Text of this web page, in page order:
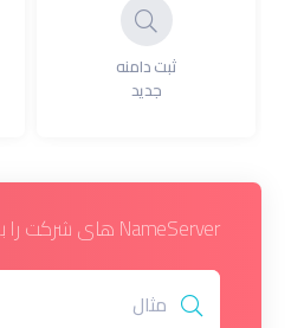
ثبت دامنه
جدید
NameServer های شرکت را بر روی دامنه ام تنظیم می کنم.